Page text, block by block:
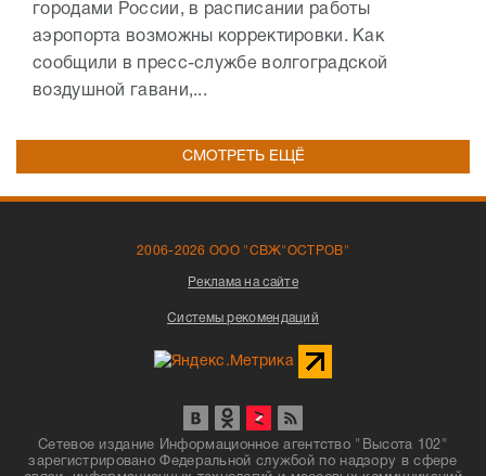
городами России, в расписании работы
аэропорта возможны корректировки. Как
сообщили в пресс-службе волгоградской
воздушной гавани,...
СМОТРЕТЬ ЕЩЁ
2006-2026 ООО "СВЖ"ОСТРОВ"
Реклама на сайте
Системы рекомендаций
Сетевое издание Информационное агентство "Высота 102"
зарегистрировано Федеральной службой по надзору в сфере